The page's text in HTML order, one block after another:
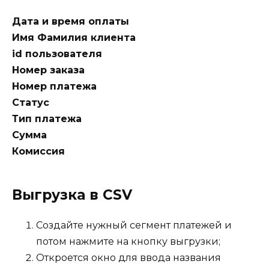
Дата и время оплаты
Имя Фамилия клиента
id пользователя
Номер заказа
Номер платежа
Статус
Тип платежа
Сумма
Комиссия
Выгрузка в CSV
Создайте нужный сегмент платежей и
потом нажмите на кнопку выгрузки;
Откроется окно для ввода названия